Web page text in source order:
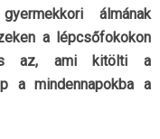
álmának
a lépcsőfokokon
az, ami kitölti a
a mindennapokba a